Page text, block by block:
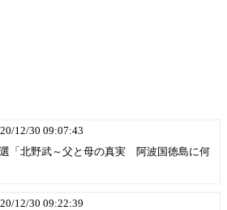
12/30 09:07:43
「北野武～父と母の真実 阿波国徳島に何
12/30 09:22:39